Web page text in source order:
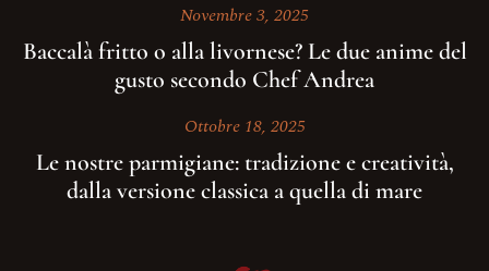
Novembre 3, 2025
Baccalà fritto o alla livornese? Le due anime del
gusto secondo Chef Andrea
Ottobre 18, 2025
Le nostre parmigiane: tradizione e creatività,
dalla versione classica a quella di mare